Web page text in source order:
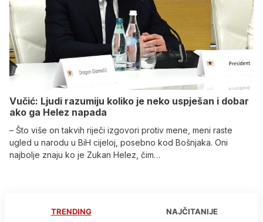
Vučić: Ljudi razumiju koliko je neko uspješan i dobar
ako ga Helez napada
– Što više on takvih riječi izgovori protiv mene, meni raste
ugled u narodu u BiH cijeloj, posebno kod Bošnjaka. Oni
najbolje znaju ko je Zukan Helez, čim…
TRENDING NAJČITANIJE